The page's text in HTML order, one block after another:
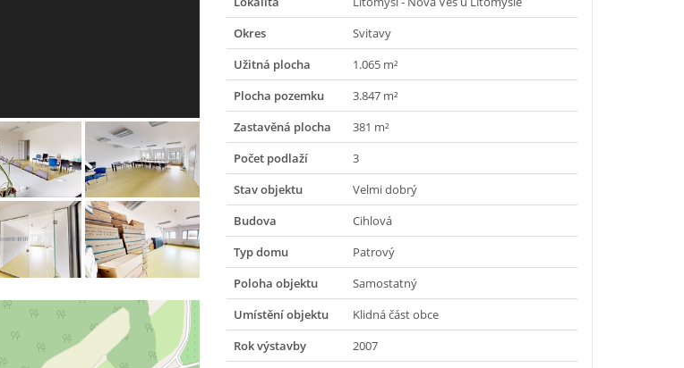
Okres
Svitavy
Užitná plocha
1.065 m²
Plocha pozemku
3.847 m²
Zastavěná plocha
381 m²
Počet podlaží
3
Stav objektu
Velmi dobrý
Budova
Cihlová
Typ domu
Patrový
Poloha objektu
Samostatný
Umístění objektu
Klidná část obce
Rok výstavby
2007